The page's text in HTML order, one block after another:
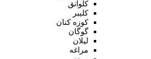
کلوانق
کلیبر
کوزه کنان
گوگان
لیلان
مراغه